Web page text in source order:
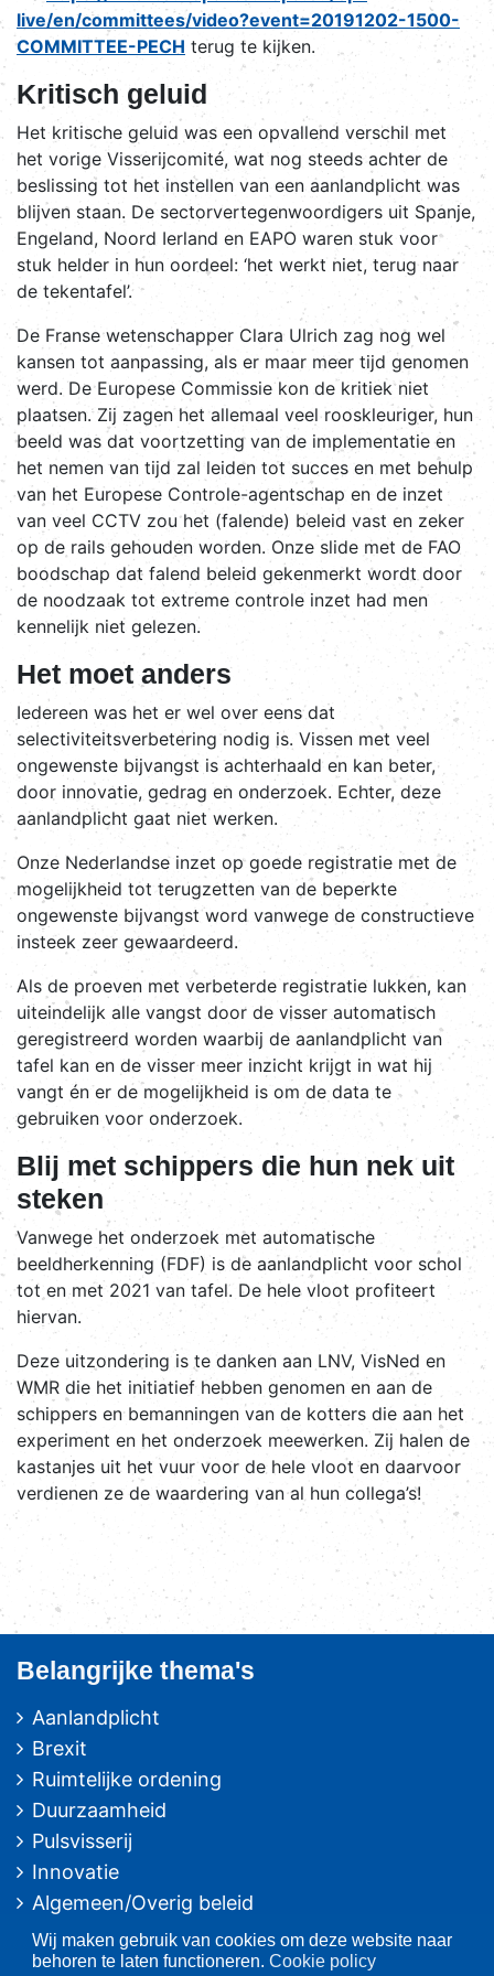
Wij maken gebruik van cookies om deze website naar
behoren te laten functioneren. Cookie policy
live/en/committees/video?event=20191202-1500-
COMMITTEE-PECH terug te kijken.
Kritisch geluid
Het kritische geluid was een opvallend verschil met
het vorige Visserijcomité, wat nog steeds achter de
beslissing tot het instellen van een aanlandplicht was
blijven staan. De sectorvertegenwoordigers uit Spanje,
Engeland, Noord Ierland en EAPO waren stuk voor
stuk helder in hun oordeel: ‘het werkt niet, terug naar
de tekentafel’.
De Franse wetenschapper Clara Ulrich zag nog wel
kansen tot aanpassing, als er maar meer tijd genomen
werd. De Europese Commissie kon de kritiek niet
plaatsen. Zij zagen het allemaal veel rooskleuriger, hun
beeld was dat voortzetting van de implementatie en
het nemen van tijd zal leiden tot succes en met behulp
van het Europese Controle-agentschap en de inzet
van veel CCTV zou het (falende) beleid vast en zeker
op de rails gehouden worden. Onze slide met de FAO
boodschap dat falend beleid gekenmerkt wordt door
de noodzaak tot extreme controle inzet had men
kennelijk niet gelezen.
Het moet anders
Iedereen was het er wel over eens dat
selectiviteitsverbetering nodig is. Vissen met veel
ongewenste bijvangst is achterhaald en kan beter,
door innovatie, gedrag en onderzoek. Echter, deze
aanlandplicht gaat niet werken.
Onze Nederlandse inzet op goede registratie met de
mogelijkheid tot terugzetten van de beperkte
ongewenste bijvangst word vanwege de constructieve
insteek zeer gewaardeerd.
Als de proeven met verbeterde registratie lukken, kan
uiteindelijk alle vangst door de visser automatisch
geregistreerd worden waarbij de aanlandplicht van
tafel kan en de visser meer inzicht krijgt in wat hij
vangt én er de mogelijkheid is om de data te
gebruiken voor onderzoek.
Blij met schippers die hun nek uit
steken
Vanwege het onderzoek met automatische
beeldherkenning (FDF) is de aanlandplicht voor schol
tot en met 2021 van tafel. De hele vloot profiteert
hiervan.
Deze uitzondering is te danken aan LNV, VisNed en
WMR die het initiatief hebben genomen en aan de
schippers en bemanningen van de kotters die aan het
experiment en het onderzoek meewerken. Zij halen de
kastanjes uit het vuur voor de hele vloot en daarvoor
verdienen ze de waardering van al hun collega’s!
Belangrijke thema's
Aanlandplicht
Brexit
Ruimtelijke ordening
Duurzaamheid
Pulsvisserij
Innovatie
Algemeen/Overig beleid
Vissers voor schone zee